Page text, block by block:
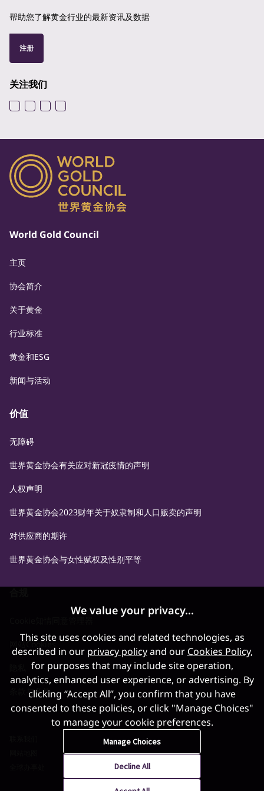
帮助您了解黄金行业的最新资讯及数据
注册
关注我们
World Gold Council
主页
协会简介
关于黄金
行业标准
黄金和ESG
新闻与活动
价值
无障碍
世界黄金协会有关应对新冠疫情的声明
人权声明
世界黄金协会2023财年关于奴隶制和人口贩卖的声明
对供应商的期许
世界黄金协会与女性赋权及性别平等
网站Cookies
条款与条件
We value your privacy...
This site uses cookies and related technologies, as
described in our privacy policyand our Cookies Policy,
for purposes that may include site operation,
analytics, enhanced user experience, or advertising. By
clicking “Accept All”, you confirm that you have
consented to these policies, or click "Manage Choices"
to manage your cookie preferences.
Manage Choices
Decline All